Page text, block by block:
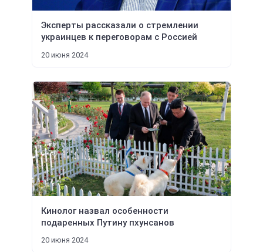
Эксперты рассказали о стремлении
украинцев к переговорам с Россией
20 июня 2024
Кинолог назвал особенности
подаренных Путину пхунсанов
20 июня 2024